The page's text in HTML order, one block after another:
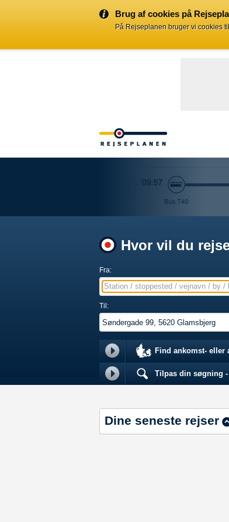
Brug af cookies på
På Rejseplanen bruger vi cookies
Hvor vil du
Fra:
Station / stoppested / vejnavn / by /
Til:
Find ankomst- eller
Tilpas din søgning
Dine seneste rejser